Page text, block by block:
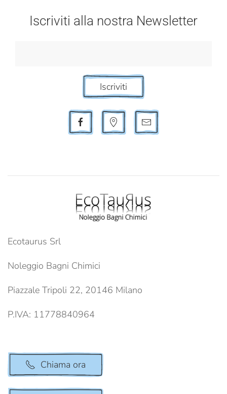
Iscriviti alla nostra Newsletter
Iscriviti
Ecotaurus Srl
Noleggio Bagni Chimici
Piazzale Tripoli 22, 20146 Milano
P.IVA: 11778840964
Chiama ora